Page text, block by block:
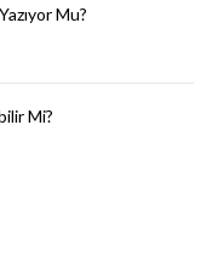
Mu?
Mi?